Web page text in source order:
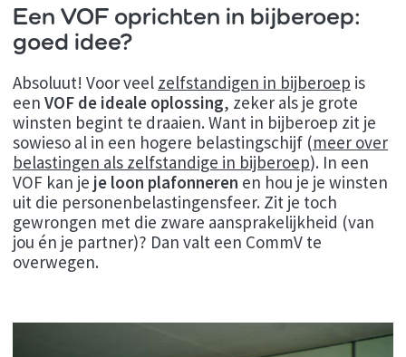
Een VOF oprichten in bijberoep:
goed idee?
Absoluut! Voor veel zelfstandigen in bijberoep is
een VOF de ideale oplossing, zeker als je grote
winsten begint te draaien. Want in bijberoep zit je
sowieso al in een hogere belastingschijf (meer over
belastingen als zelfstandige in bijberoep). In een
VOF kan je je loon plafonneren en hou je je winsten
uit die personenbelastingensfeer. Zit je toch
gewrongen met die zware aansprakelijkheid (van
jou én je partner)? Dan valt een CommV te
overwegen.